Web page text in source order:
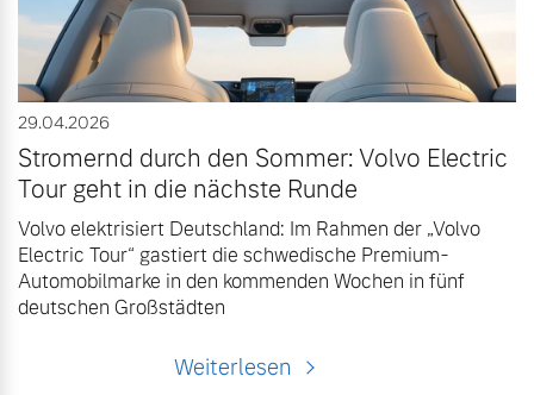
29.04.2026
Stromernd durch den Sommer: Volvo Electric
Tour geht in die nächste Runde
Volvo elektrisiert Deutschland: Im Rahmen der „Volvo
Electric Tour“ gastiert die schwedische Premium-
Automobilmarke in den kommenden Wochen in fünf
deutschen Großstädten
Weiterlesen